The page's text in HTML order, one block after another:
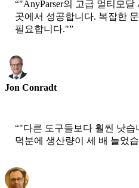
“"AnyParser의 고급 멀티모
곳에서 성공합니다. 복잡한
필요합니다."”
Jon Conradt
“"다른 도구들보다 훨씬 낫
덕분에 생산량이 세 배 늘었